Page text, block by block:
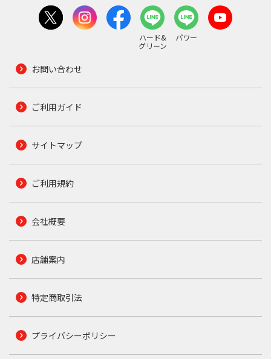
ハード&
グリーン
パワー
お問い合わせ
ご利用ガイド
サイトマップ
ご利用規約
会社概要
店舗案内
特定商取引法
プライバシーポリシー